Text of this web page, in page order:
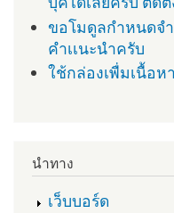
ขอโมดูลกำหนดจำ
คำเเนะนำครับ
ใช้กล่องเพื่มเนื้อ
นำทาง
เว็บบอร์ด